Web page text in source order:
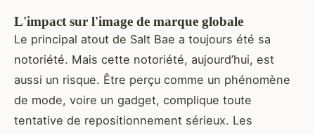
L'impact sur l'image de marque globale
Le principal atout de Salt Bae a toujours été sa
notoriété. Mais cette notoriété, aujourd’hui, est
aussi un risque. Être perçu comme un phénomène
de mode, voire un gadget, complique toute
tentative de repositionnement sérieux. Les